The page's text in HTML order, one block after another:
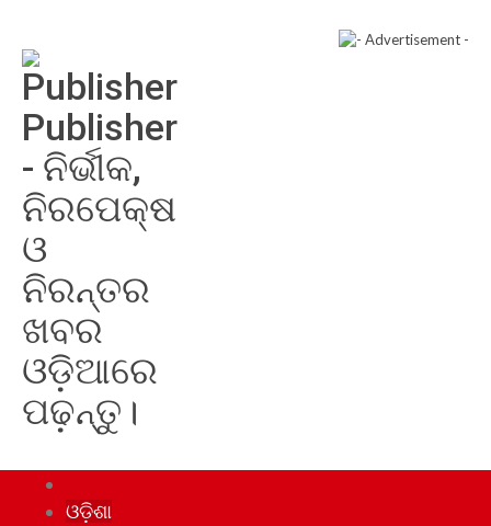
Publisher
- ନିର୍ଭୀକ,
ନିରପେକ୍ଷ
ଓ
ନିରନ୍ତର
ଖବର
ଓଡ଼ିଆରେ
ପଢ଼ନ୍ତୁ।
ଓଡ଼ିଶା